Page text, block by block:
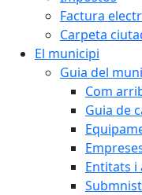
Factura
Carpeta
El municipi
Guia del
Com
Guia de
Entitats i